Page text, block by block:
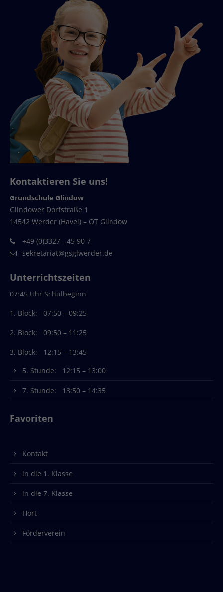
Kontaktieren Sie uns!
Grundschule Glindow
Glindower Dorfstraße 1
14542 Werder (Havel) – OT Glindow
+49 (0)3327 - 45 90 7
sekretariat@gsglwerder.de
Unterrichtszeiten
07:45 Uhr Schulbeginn
1. Block: 07:50 – 09:25
2. Block: 09:50 – 11:25
3. Block: 12:15 – 13:45
5. Stunde: 12:15 – 13:00
7. Stunde: 13:50 – 14:35
Favoriten
Kontakt
in die 1. Klasse
in die 7. Klasse
Hort
Förderverein